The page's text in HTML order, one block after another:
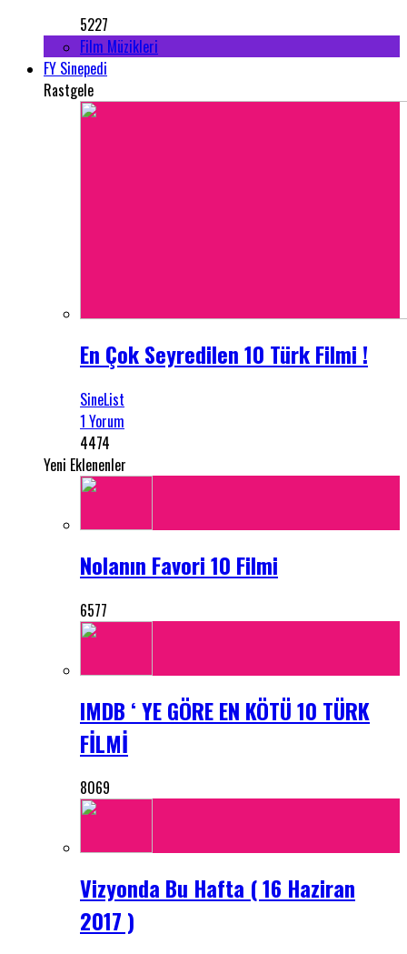
5227
Film Müzikleri
FY Sinepedi
Rastgele
En Çok Seyredilen 10 Türk Filmi !
SineList
1 Yorum
4474
Yeni Eklenenler
Nolanın Favori 10 Filmi
6577
IMDB ‘ YE GÖRE EN KÖTÜ 10 TÜRK
FİLMİ
8069
Vizyonda Bu Hafta ( 16 Haziran
2017 )